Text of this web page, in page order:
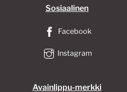
Sosiaalinen
Facebook
Instagram
Avainlippu-merkki